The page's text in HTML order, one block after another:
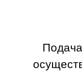
Подача